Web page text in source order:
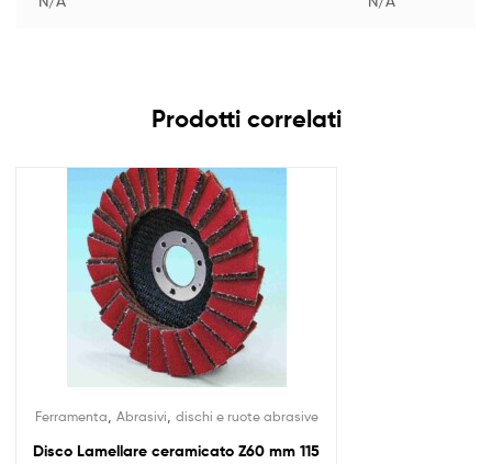
Prodotti correlati
Ferramenta Abrasivi dischi e ruote abrasive
Disco Lamellare ceramicato Z60 mm 115